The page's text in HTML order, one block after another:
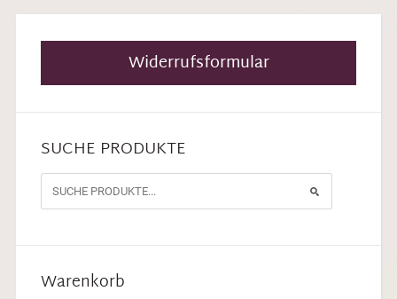
Widerrufsformular
SUCHE PRODUKTE
Warenkorb